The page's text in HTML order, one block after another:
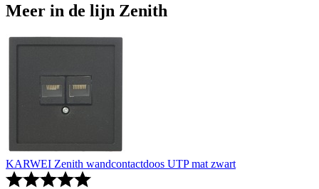
Meer in de lijn Zenith
KARWEI Zenith wandcontactdoos UTP mat zwart